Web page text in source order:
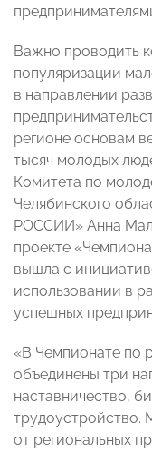
Важно проводить
популяризации
в направлении
регионе основам
тысяч молодых
Комитета по
Челябинского
РОССИИ» Анна
проекте
вышла с
использовании в
успешных
«В Чемпионате по
объединены три
наставничество,
трудоустройство.
от региональных